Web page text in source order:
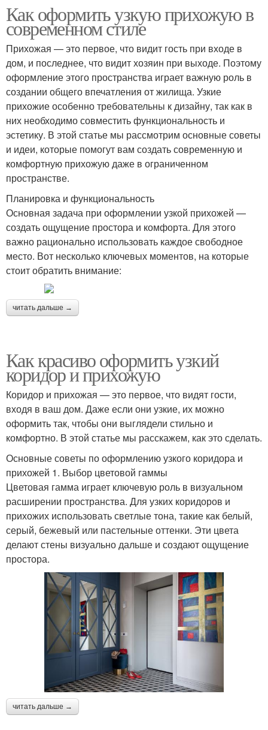
Как оформить узкую прихожую в
современном стиле
Прихожая — это первое, что видит гость при входе в
дом, и последнее, что видит хозяин при выходе. Поэтому
оформление этого пространства играет важную роль в
создании общего впечатления от жилища. Узкие
прихожие особенно требовательны к дизайну, так как в
них необходимо совместить функциональность и
эстетику. В этой статье мы рассмотрим основные советы
и идеи, которые помогут вам создать современную и
комфортную прихожую даже в ограниченном
пространстве.
Планировка и функциональность
Основная задача при оформлении узкой прихожей —
создать ощущение простора и комфорта. Для этого
важно рационально использовать каждое свободное
место. Вот несколько ключевых моментов, на которые
стоит обратить внимание:
читать дальше →
Как красиво оформить узкий
коридор и прихожую
Коридор и прихожая — это первое, что видят гости,
входя в ваш дом. Даже если они узкие, их можно
оформить так, чтобы они выглядели стильно и
комфортно. В этой статье мы расскажем, как это сделать.
Основные советы по оформлению узкого коридора и
прихожей 1. Выбор цветовой гаммы
Цветовая гамма играет ключевую роль в визуальном
расширении пространства. Для узких коридоров и
прихожих использовать светлые тона, такие как белый,
серый, бежевый или пастельные оттенки. Эти цвета
делают стены визуально дальше и создают ощущение
простора.
читать дальше →